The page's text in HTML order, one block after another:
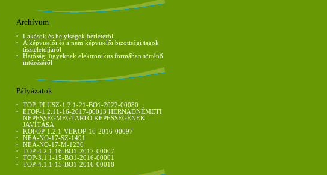
Archívum
• Lakások és helyiségek bérletéről
•
A képviselői és a nem képviselői bizottsági tagok
tiszteletdíjáról
•
Hatósági ügyeknek elektronikus formában történő
intézéséről
Pályázatok
• TOP_PLUSZ-1.2.1-21-BO1-2022-00080
•
EFOP-1.2.11-16-2017-00013 HERNÁDNÉMETI
NÉPESSÉGMEGTARTÓ KÉPESSÉGÉNEK
JAVÍTÁSA
• KÖFOP-1.2.1-VEKOP-16-2016-00097
• NEA-NO-17-SZ-1491
• NEA-NO-17-M-1236
• TOP-4.2.1-16-BO1-2017-00007
• TOP-3.1.1-15-BO1-2016-00001
• TOP-4.1.1-15-BO1-2016-00018